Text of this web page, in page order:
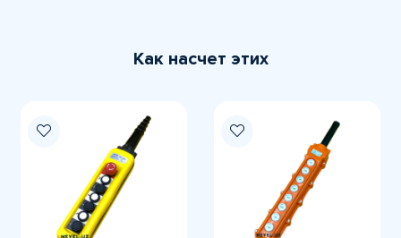
Как насчет этих